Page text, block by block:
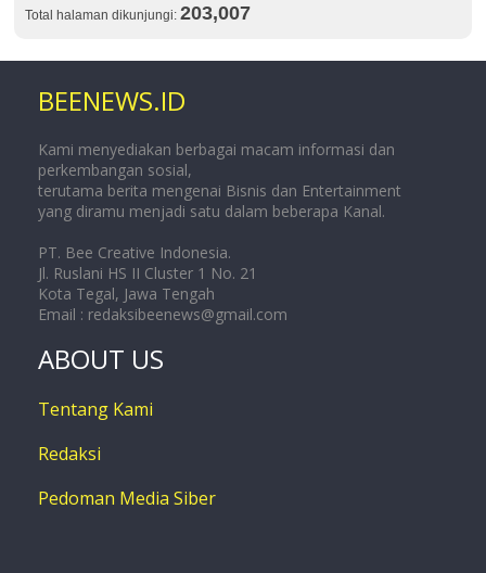
Total halaman dikunjungi:203,007
BEENEWS.ID
Kami menyediakan berbagai macam informasi dan
perkembangan sosial,
terutama berita mengenai Bisnis dan Entertainment
yang diramu menjadi satu dalam beberapa Kanal.
PT. Bee Creative Indonesia.
Jl. Ruslani HS II Cluster 1 No. 21
Kota Tegal, Jawa Tengah
Email : redaksibeenews@gmail.com
ABOUT US
Tentang Kami
Redaksi
Pedoman Media Siber